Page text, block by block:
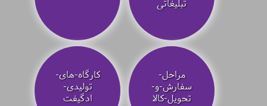
تبلیغاتی
مراحل-
سفارش-و-
تحویل-کالا
کارگاه-های-
تولیدی-
ادگیفت